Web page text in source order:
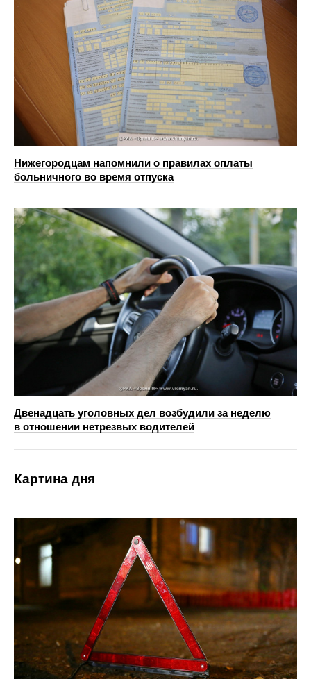
Нижегородцам напомнили о правилах оплаты
больничного во время отпуска
Двенадцать уголовных дел возбудили за неделю
в отношении нетрезвых водителей
Картина дня